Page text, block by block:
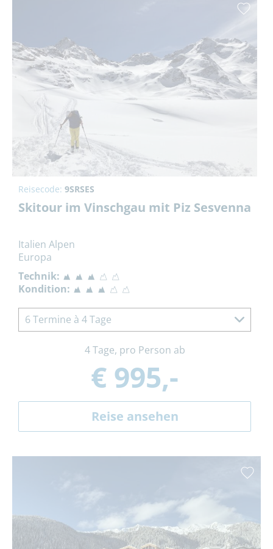
Reisecode: 9SRSES
Skitour im Vinschgau mit Piz Sesvenna
Italien Alpen
Europa
Technik:
Kondition:
6 Termine à 4 Tage
4 Tage, pro Person ab
€ 995,-
Reise ansehen